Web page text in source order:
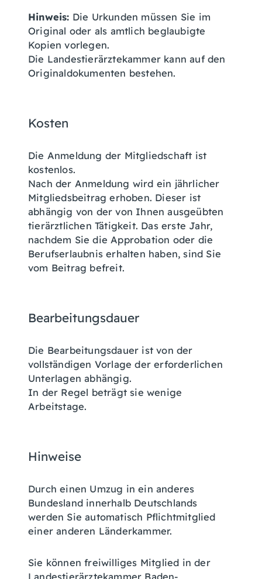
Hinweis: Die Urkunden müssen Sie im
Original oder als amtlich beglaubigte
Kopien vorlegen.
Die Landestierärztekammer kann auf den
Originaldokumenten bestehen.
Kosten
Die Anmeldung der Mitgliedschaft ist
kostenlos.
Nach der Anmeldung wird ein jährlicher
Mitgliedsbeitrag erhoben. Dieser ist
abhängig von der von Ihnen ausgeübten
tierärztlichen Tätigkeit. Das erste Jahr,
nachdem Sie die Approbation oder die
Berufserlaubnis erhalten haben, sind Sie
vom Beitrag befreit.
Bearbeitungsdauer
Die Bearbeitungsdauer ist von der
vollständigen Vorlage der erforderlichen
Unterlagen abhängig.
In der Regel beträgt sie wenige
Arbeitstage.
Hinweise
Durch einen Umzug in ein anderes
Bundesland innerhalb Deutschlands
werden Sie automatisch Pflichtmitglied
einer anderen Länderkammer.
Sie können freiwilliges Mitglied in der
Landestierärztekammer Baden-